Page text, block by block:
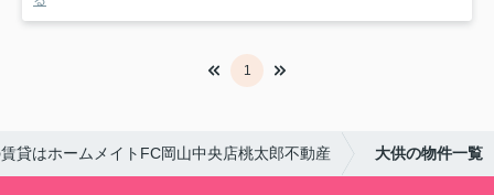
1
貸はホームメイトFC岡山中央店桃太郎不動産 大供の物件一覧